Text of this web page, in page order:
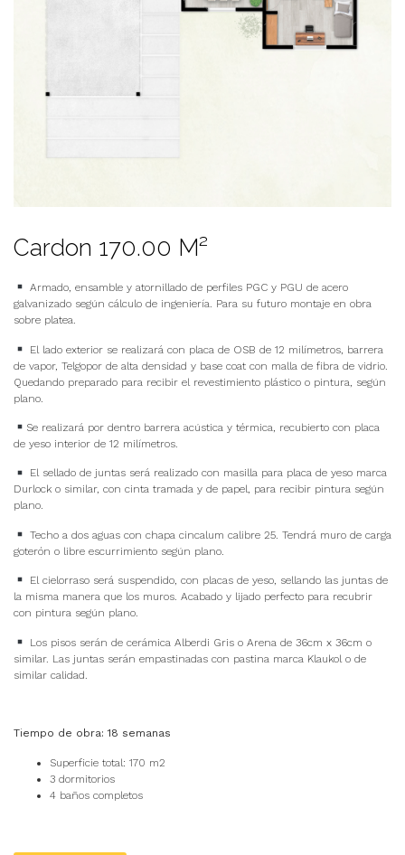
Cardon 170.00 M²
Armado, ensamble y atornillado de perfiles PGC y PGU de acero
galvanizado según cálculo de ingeniería. Para su futuro montaje en obra
sobre platea.
El lado exterior se realizará con placa de OSB de 12 milímetros, barrera
de vapor, Telgopor de alta densidad y base coat con malla de fibra de vidrio.
Quedando preparado para recibir el revestimiento plástico o pintura, según
plano.
Se realizará por dentro barrera acústica y térmica, recubierto con placa
de yeso interior de 12 milímetros.
El sellado de juntas será realizado con masilla para placa de yeso marca
Durlock o similar, con cinta tramada y de papel, para recibir pintura según
plano.
Techo a dos aguas con chapa cincalum calibre 25. Tendrá muro de carga
goterón o libre escurrimiento según plano.
El cielorraso será suspendido, con placas de yeso, sellando las juntas de
la misma manera que los muros. Acabado y lijado perfecto para recubrir
con pintura según plano.
Los pisos serán de cerámica Alberdi Gris o Arena de 36cm x 36cm o
similar. Las juntas serán empastinadas con pastina marca Klaukol o de
similar calidad.
Tiempo de obra: 18 semanas
Superficie total: 170 m2
3 dormitorios
4 baños completos